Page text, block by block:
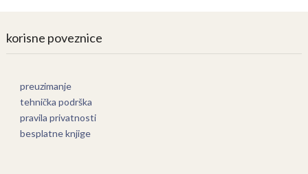
korisne poveznice
preuzimanje
tehnička podrška
pravila privatnosti
besplatne knjige